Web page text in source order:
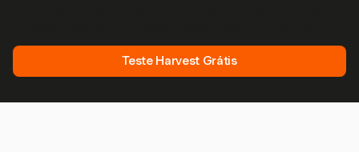
Teste Harvest Grátis